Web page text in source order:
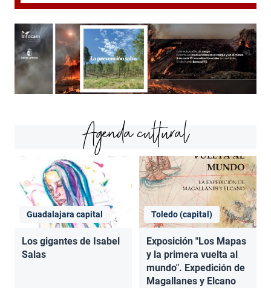
Agenda cultural
Guadalajara capital
Los gigantes de Isabel
Salas
Toledo (capital)
Exposición "Los Mapas
y la primera vuelta al
mundo". Expedición de
Magallanes y Elcano